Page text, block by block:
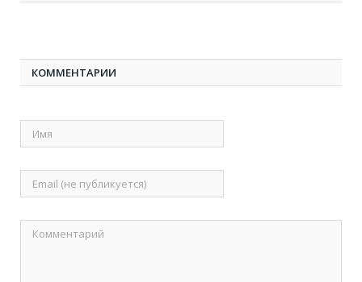
КОММЕНТАРИИ